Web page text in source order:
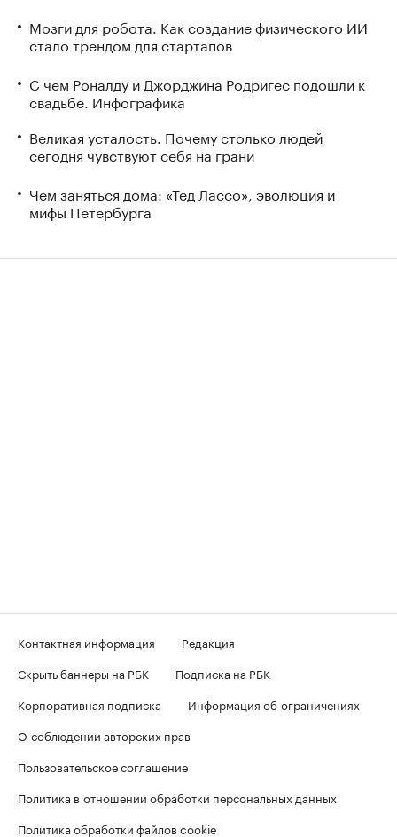
Мозги для робота. Как создание физического ИИ
стало трендом для стартапов
С чем Роналду и Джорджина Родригес подошли к
свадьбе. Инфографика
Великая усталость. Почему столько людей
сегодня чувствуют себя на грани
Чем заняться дома: «Тед Лассо», эволюция и
мифы Петербурга
Контактная информация
Редакция
Скрыть баннеры на РБК
Подписка на РБК
Корпоративная подписка
Информация об ограничениях
О соблюдении авторских прав
Пользовательское соглашение
Политика в отношении обработки персональных данных
Политика обработки файлов cookie